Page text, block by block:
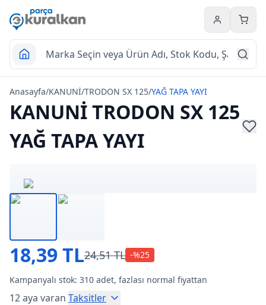
Hesabım
Anasayfa/KANUNİ/TRODON SX 125/YAĞ TAPA YAYI
KANUNİ TRODON SX 125
YAĞ TAPA YAYI
18,39 TL24,51 TL -%25
Kampanyalı stok: 310 adet, fazlası normal fiyattan
12 aya varan Taksitler